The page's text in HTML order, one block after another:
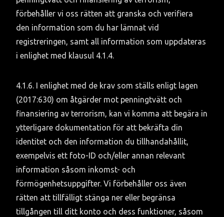
förbehåller vi oss rätten att granska och verifiera
den information som du har lämnat vid
registreringen, samt all information som uppdateras
i enlighet med klausul 4.1.4.
4.1.6. I enlighet med de krav som ställs enligt lagen
(2017:630) om åtgärder mot penningtvätt och
finansiering av terrorism, kan vi komma att begära in
ytterligare dokumentation för att bekräfta din
identitet och den information du tillhandahållit,
exempelvis ett foto-ID och/eller annan relevant
information såsom inkomst- och
förmögenhetsuppgifter. Vi förbehåller oss även
rätten att tillfälligt stänga ner eller begränsa
tillgången till ditt konto och dess funktioner, såsom